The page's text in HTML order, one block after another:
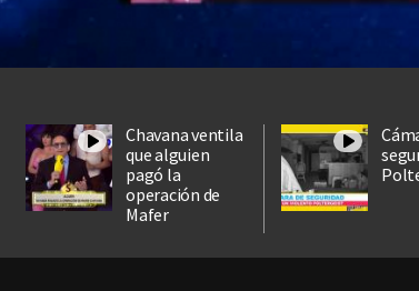
Chavana ventila
que alguien
pagó la
operación de
Mafer